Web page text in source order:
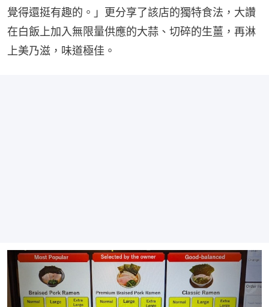
覺得還挺有趣的。」更分享了該店的獨特食法，大讚
在白飯上加入無限量供應的大蒜、切碎的生薑，再淋
上美乃滋，味道極佳。